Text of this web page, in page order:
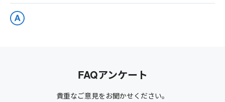
FAQアンケート
貴重なご意見をお聞かせください。